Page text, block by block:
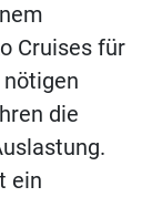
Cruises für
die
ein